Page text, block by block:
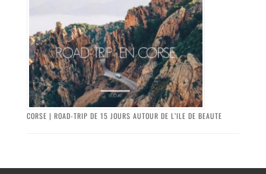
CORSE | ROAD-TRIP DE 15 JOURS AUTOUR DE L’ILE DE BEAUTE